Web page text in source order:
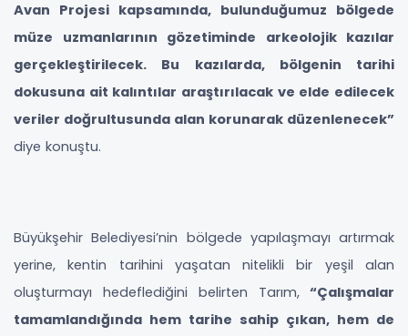
Avan Projesi kapsamında, bulunduğumuz bölgede
müze uzmanlarının gözetiminde arkeolojik kazılar
gerçekleştirilecek. Bu kazılarda, bölgenin tarihi
dokusuna ait kalıntılar araştırılacak ve elde edilecek
veriler doğrultusunda alan korunarak düzenlenecek”
diye konuştu.
Büyükşehir Belediyesi’nin bölgede yapılaşmayı artırmak
yerine, kentin tarihini yaşatan nitelikli bir yeşil alan
oluşturmayı hedeflediğini belirten Tarım, “Çalışmalar
tamamlandığında hem tarihe sahip çıkan, hem de